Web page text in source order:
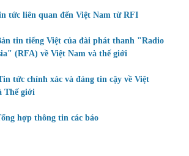
tức liên quan đến Việt Nam từ RFI
tin tiếng Việt của đài phát thanh "Radio
(RFA) về Việt Nam và thế giới
tức chính xác và đáng tin cậy về Việt
Thế giới
hợp thông tin các báo